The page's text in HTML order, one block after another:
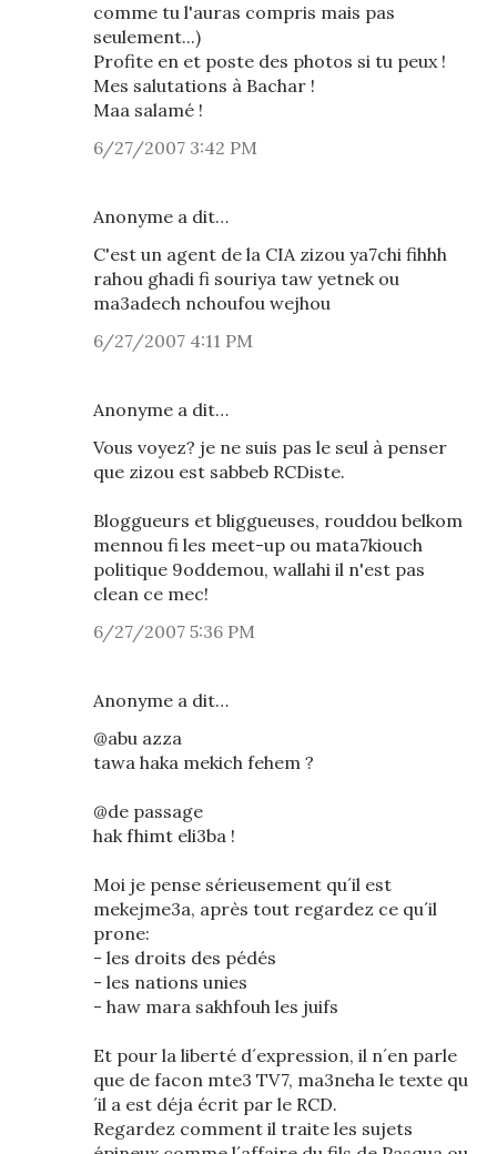
comme tu l'auras compris mais pas
seulement...)
Profite en et poste des photos si tu peux !
Mes salutations à Bachar !
Maa salamé !
6/27/2007 3:42 PM
Anonyme a dit…
C'est un agent de la CIA zizou ya7chi fihhh
rahou ghadi fi souriya taw yetnek ou
ma3adech nchoufou wejhou
6/27/2007 4:11 PM
Anonyme a dit…
Vous voyez? je ne suis pas le seul à penser
que zizou est sabbeb RCDiste.
Bloggueurs et bliggueuses, rouddou belkom
mennou fi les meet-up ou mata7kiouch
politique 9oddemou, wallahi il n'est pas
clean ce mec!
6/27/2007 5:36 PM
Anonyme a dit…
@abu azza
tawa haka mekich fehem ?
@de passage
hak fhimt eli3ba !
Moi je pense sérieusement qu´il est
mekejme3a, après tout regardez ce qu´il
prone:
- les droits des pédés
- les nations unies
- haw mara sakhfouh les juifs
Et pour la liberté d´expression, il n´en parle
que de facon mte3 TV7, ma3neha le texte qu
´il a est déja écrit par le RCD.
Regardez comment il traite les sujets